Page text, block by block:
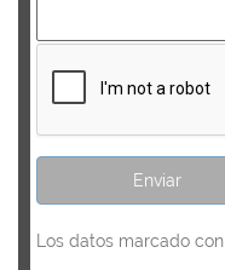
Los datos marcado con